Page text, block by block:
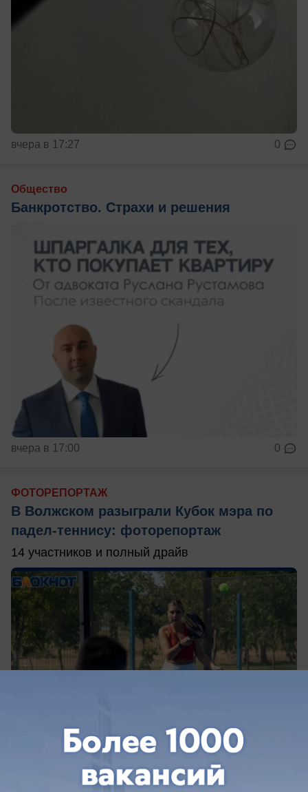
вчера в 17:27 0
Общество
Банкротство. Страхи и решения
вчера в 17:00 0
ФОТОРЕПОРТАЖ
В Волжском разыграли Кубок мэра по
падел-теннису: фоторепортаж
14 участников и полный драйв